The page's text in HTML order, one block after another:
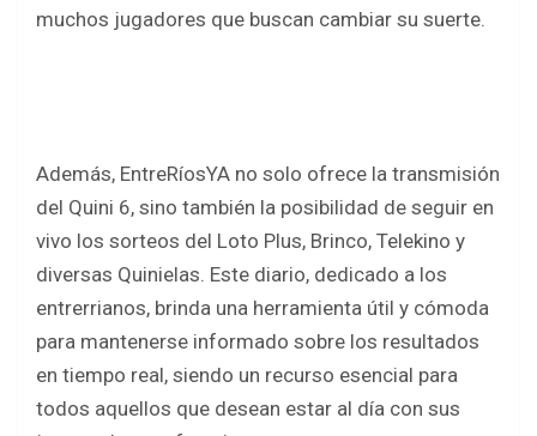
muchos jugadores que buscan cambiar su suerte.
Además, EntreRíosYA no solo ofrece la transmisión
del Quini 6, sino también la posibilidad de seguir en
vivo los sorteos del Loto Plus, Brinco, Telekino y
diversas Quinielas. Este diario, dedicado a los
entrerrianos, brinda una herramienta útil y cómoda
para mantenerse informado sobre los resultados
en tiempo real, siendo un recurso esencial para
todos aquellos que desean estar al día con sus